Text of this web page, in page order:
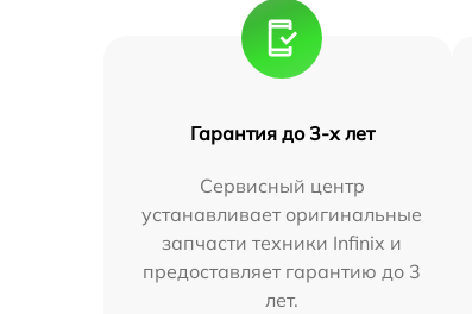
Гарантия до 3-х лет
Сервисный центр
устанавливает оригинальные
запчасти техники Infinix и
предоставляет гарантию до 3
лет.